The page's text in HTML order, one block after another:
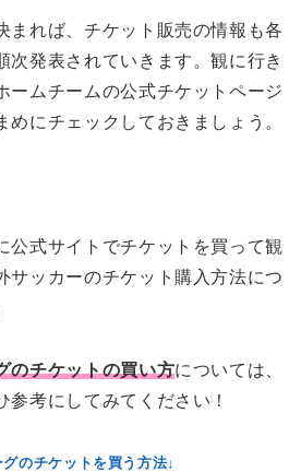
まれば、チケット販売の情報も各
次発表されていきます。観に行き
ームチームの公式チケットページ
めにチェックしておきましょう。
公式サイトでチケットを買って観
サッカーのチケット購入方法につ
のチケットの買い方については、
参考にしてみてください！
のチケットを買う方法↓